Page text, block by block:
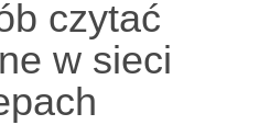
czytać
w sieci